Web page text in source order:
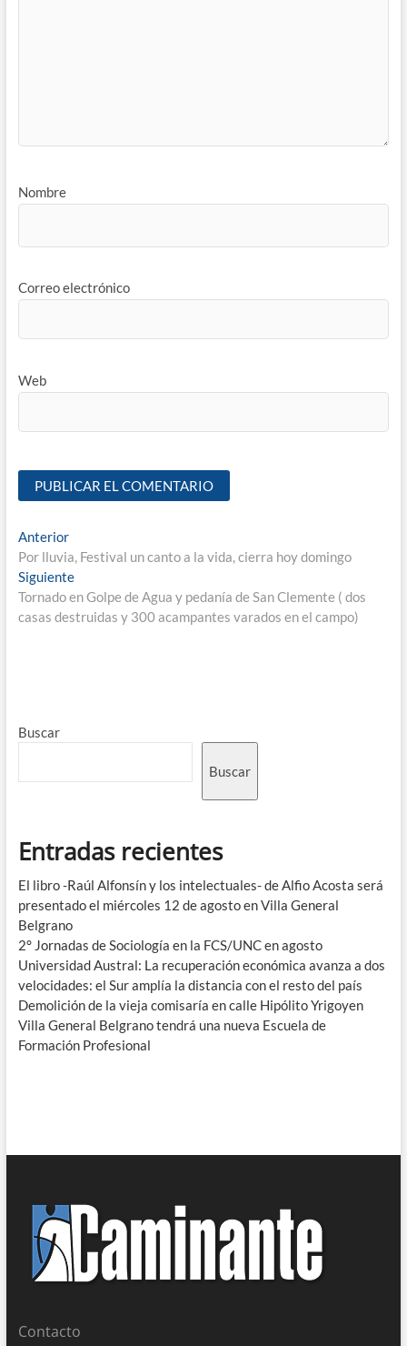
Nombre
Correo electrónico
Web
Anterior
Por lluvia, Festival un canto a la vida, cierra hoy domingo
Siguiente
Tornado en Golpe de Agua y pedanía de San Clemente ( dos
casas destruidas y 300 acampantes varados en el campo)
Buscar
Buscar
Entradas recientes
El libro -Raúl Alfonsín y los intelectuales- de Alfio Acosta será
presentado el miércoles 12 de agosto en Villa General
Belgrano
2° Jornadas de Sociología en la FCS/UNC en agosto
Universidad Austral: La recuperación económica avanza a dos
velocidades: el Sur amplía la distancia con el resto del país
Demolición de la vieja comisaría en calle Hipólito Yrigoyen
Villa General Belgrano tendrá una nueva Escuela de
Formación Profesional
Contacto